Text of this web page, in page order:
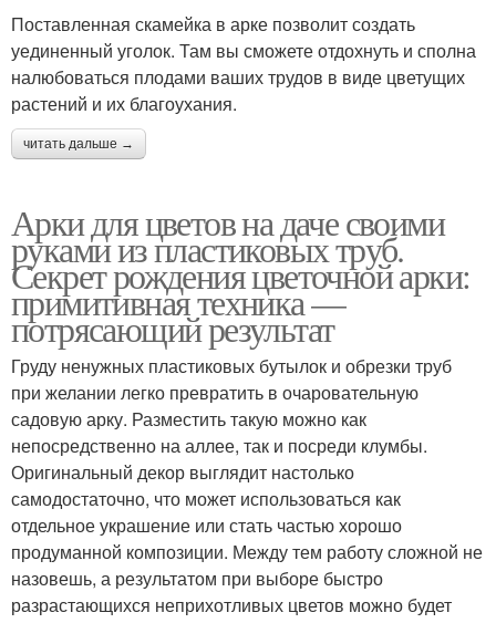
Поставленная скамейка в арке позволит создать
уединенный уголок. Там вы сможете отдохнуть и сполна
налюбоваться плодами ваших трудов в виде цветущих
растений и их благоухания.
читать дальше →
Арки для цветов на даче своими
руками из пластиковых труб.
Секрет рождения цветочной арки:
примитивная техника —
потрясающий результат
Груду ненужных пластиковых бутылок и обрезки труб
при желании легко превратить в очаровательную
садовую арку. Разместить такую можно как
непосредственно на аллее, так и посреди клумбы.
Оригинальный декор выглядит настолько
самодостаточно, что может использоваться как
отдельное украшение или стать частью хорошо
продуманной композиции. Между тем работу сложной не
назовешь, а результатом при выборе быстро
разрастающихся неприхотливых цветов можно будет